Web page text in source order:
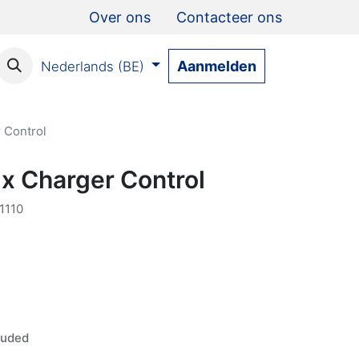
Over ons Contacteer ons
Nederlands (BE) Aanmelden
Control
Charger Control